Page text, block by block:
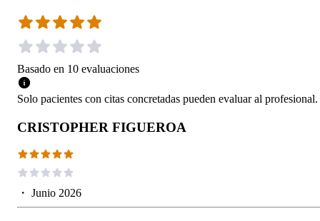
Basado en 10 evaluaciones
Solo pacientes con citas concretadas pueden evaluar al profesional.
CRISTOPHER FIGUEROA
・ Junio 2026